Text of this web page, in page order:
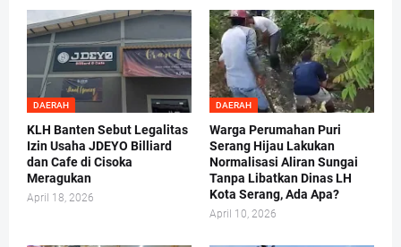
DAERAH
KLH Banten Sebut Legalitas
Izin Usaha JDEYO Billiard
dan Cafe di Cisoka
Meragukan
April 18, 2026
DAERAH
Warga Perumahan Puri
Serang Hijau Lakukan
Normalisasi Aliran Sungai
Tanpa Libatkan Dinas LH
Kota Serang, Ada Apa?
April 10, 2026